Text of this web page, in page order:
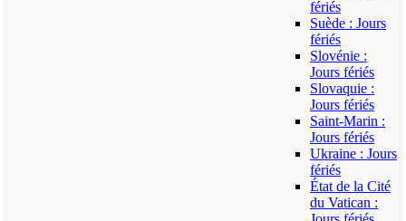
fériés
Suède : Jours
fériés
Slovénie :
Jours fériés
Slovaquie :
Jours fériés
Saint-Marin :
Jours fériés
Ukraine : Jours
fériés
État de la Cité
du Vatican :